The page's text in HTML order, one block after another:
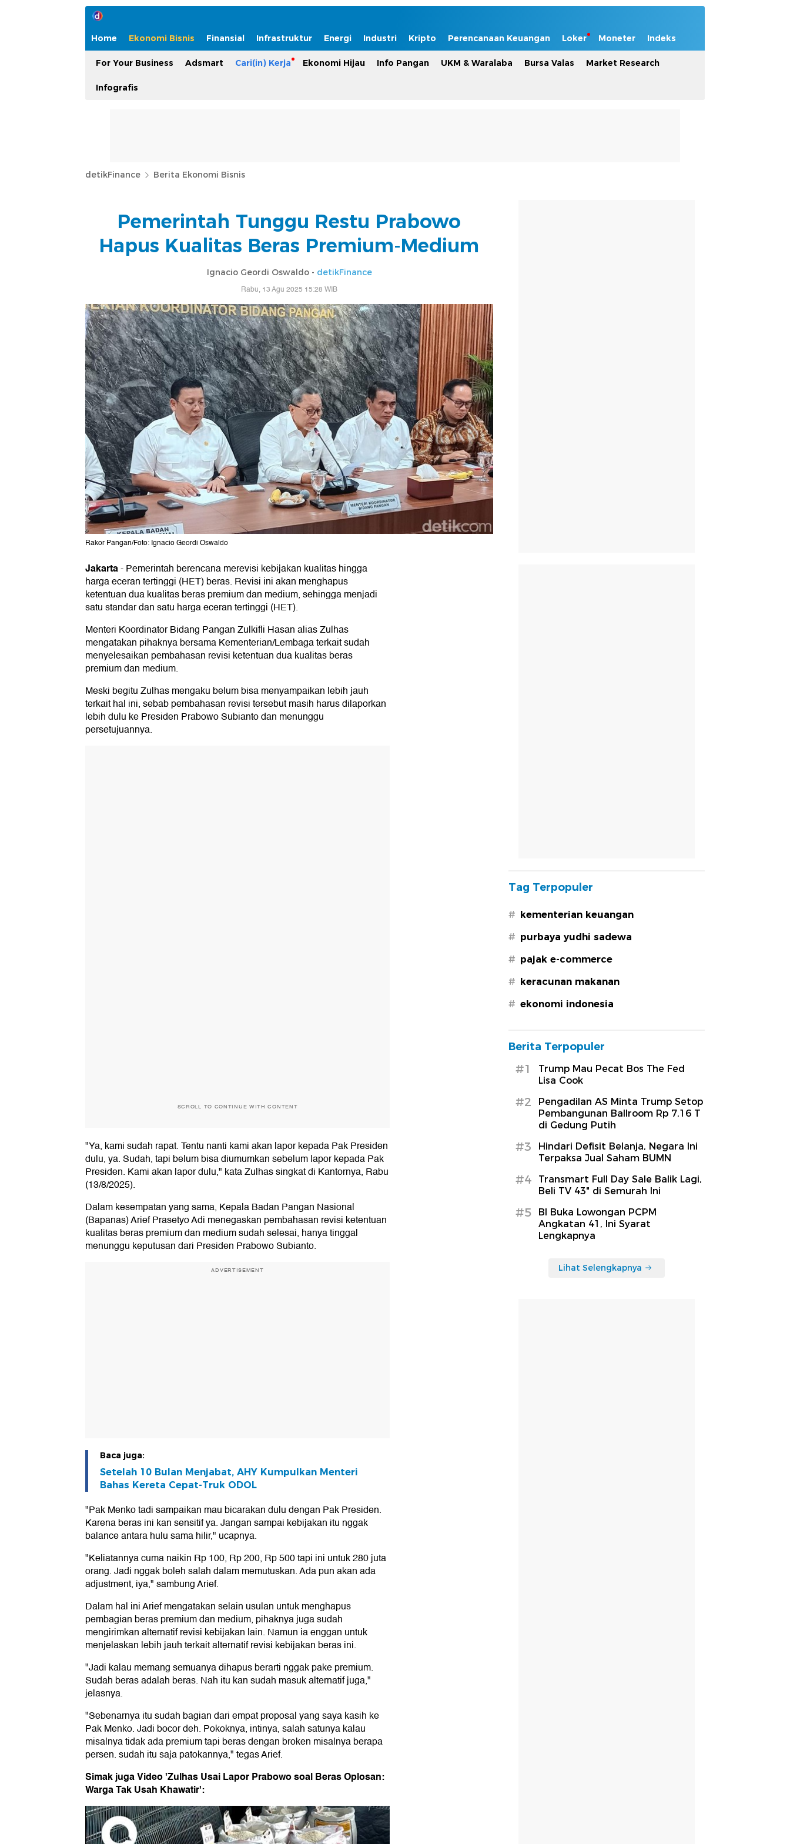
Home Ekonomi Bisnis Finansial Infrastruktur Energi Industri Kripto Perencanaan Keuangan Loker Moneter Indeks
For Your Business Adsmart Cari(in) Kerja Ekonomi Hijau Info Pangan UKM & Waralaba Bursa Valas Market Research
Infografis
detikFinance Berita Ekonomi Bisnis
Pemerintah Tunggu Restu Prabowo
Hapus Kualitas Beras Premium-Medium
Ignacio Geordi Oswaldo - detikFinance
Rabu, 13 Agu 2025 15:28 WIB
Rakor Pangan/Foto: Ignacio Geordi Oswaldo
Jakarta-Pemerintah berencana merevisi kebijakan kualitas hingga
harga eceran tertinggi (HET) beras. Revisi ini akan menghapus
ketentuan dua kualitas beras premium dan medium, sehingga menjadi
satu standar dan satu harga eceran tertinggi (HET).
Menteri Koordinator Bidang Pangan Zulkifli Hasan alias Zulhas
mengatakan pihaknya bersama Kementerian/Lembaga terkait sudah
menyelesaikan pembahasan revisi ketentuan dua kualitas beras
premium dan medium.
Meski begitu Zulhas mengaku belum bisa menyampaikan lebih jauh
terkait hal ini, sebab pembahasan revisi tersebut masih harus dilaporkan
lebih dulu ke Presiden Prabowo Subianto dan menunggu
persetujuannya.
SCROLL TO CONTINUE WITH CONTENT
"Ya, kami sudah rapat. Tentu nanti kami akan lapor kepada Pak Presiden
dulu, ya. Sudah, tapi belum bisa diumumkan sebelum lapor kepada Pak
Presiden. Kami akan lapor dulu," kata Zulhas singkat di Kantornya, Rabu
(13/8/2025).
Dalam kesempatan yang sama, Kepala Badan Pangan Nasional
(Bapanas) Arief Prasetyo Adi menegaskan pembahasan revisi ketentuan
kualitas beras premium dan medium sudah selesai, hanya tinggal
menunggu keputusan dari Presiden Prabowo Subianto.
ADVERTISEMENT
Baca juga:
Setelah 10 Bulan Menjabat, AHY Kumpulkan Menteri
Bahas Kereta Cepat-Truk ODOL
"Pak Menko tadi sampaikan mau bicarakan dulu dengan Pak Presiden.
Karena beras ini kan sensitif ya. Jangan sampai kebijakan itu nggak
balance antara hulu sama hilir," ucapnya.
"Keliatannya cuma naikin Rp 100, Rp 200, Rp 500 tapi ini untuk 280 juta
orang. Jadi nggak boleh salah dalam memutuskan. Ada pun akan ada
adjustment, iya," sambung Arief.
Dalam hal ini Arief mengatakan selain usulan untuk menghapus
pembagian beras premium dan medium, pihaknya juga sudah
mengirimkan alternatif revisi kebijakan lain. Namun ia enggan untuk
menjelaskan lebih jauh terkait alternatif revisi kebijakan beras ini.
"Jadi kalau memang semuanya dihapus berarti nggak pake premium.
Sudah beras adalah beras. Nah itu kan sudah masuk alternatif juga,"
jelasnya.
"Sebenarnya itu sudah bagian dari empat proposal yang saya kasih ke
Pak Menko. Jadi bocor deh. Pokoknya, intinya, salah satunya kalau
misalnya tidak ada premium tapi beras dengan broken misalnya berapa
persen. sudah itu saja patokannya," tegas Arief.
Simak juga Video 'Zulhas Usai Lapor Prabowo soal Beras Oplosan:
Warga Tak Usah Khawatir':
Tag Terpopuler
# kementerian keuangan
# purbaya yudhi sadewa
# pajak e-commerce
# keracunan makanan
# ekonomi indonesia
Berita Terpopuler
#1
Trump Mau Pecat Bos The Fed
Lisa Cook
#2
Pengadilan AS Minta Trump Setop
Pembangunan Ballroom Rp 7,16 T
di Gedung Putih
#3
Hindari Defisit Belanja, Negara Ini
Terpaksa Jual Saham BUMN
#4
Transmart Full Day Sale Balik Lagi,
Beli TV 43" di Semurah Ini
#5
BI Buka Lowongan PCPM
Angkatan 41, Ini Syarat
Lengkapnya
Lihat Selengkapnya